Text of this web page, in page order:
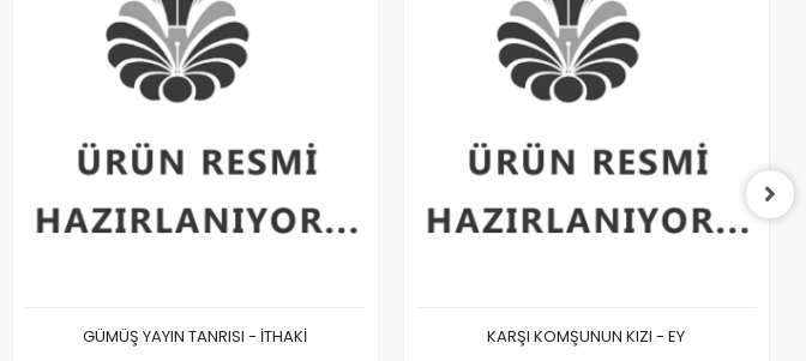
GÜMÜŞ YAYIN TANRISI - İTHAKİ KARŞI KOMŞUNUN KIZI - EY